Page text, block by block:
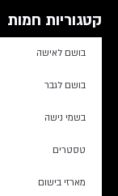
קטגוריות חמות
בושם לאישה
בושם לגבר
בשמי נישה
טסטרים
מארזי בישום